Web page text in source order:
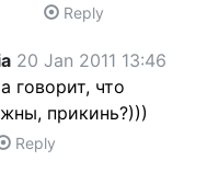
Reply
20 Jan 2011 13:46
что
прикинь?)))
Reply